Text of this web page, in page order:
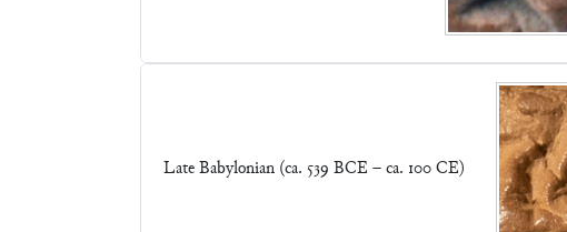
Late Babylonian (ca. 539 BCE – ca. 100 CE)